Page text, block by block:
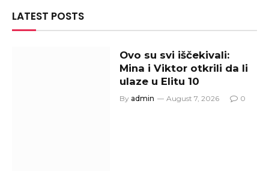
LATEST POSTS
Ovo su svi iščekivali:
Mina i Viktor otkrili da li
ulaze u Elitu 10
By admin August 7, 2026 0